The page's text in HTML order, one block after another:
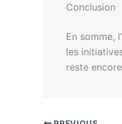
Conclusion
En somme,
les
reste